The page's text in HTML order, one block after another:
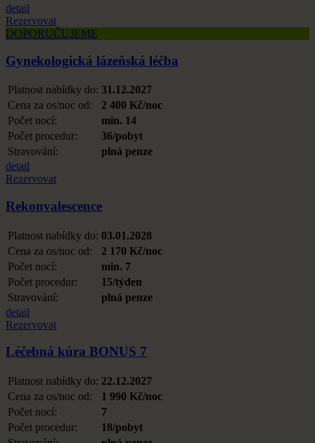
detail
Rezervovat
DOPORUČUJEME
Gynekologická lázeňská léčba
Platnost nabídky do: 31.12.2027
Cena za os/noc od:
2 400 Kč/noc
Počet nocí:
min. 14
Počet procedur:
36/pobyt
Stravování:
plná penze
detail
Rezervovat
Rekonvalescence
Platnost nabídky do: 03.01.2028
Cena za os/noc od:
2 170 Kč/noc
Počet nocí:
min. 7
Počet procedur:
15/týden
Stravování:
plná penze
detail
Rezervovat
Léčebná kúra BONUS 7
Platnost nabídky do: 22.12.2027
Cena za os/noc od:
1 990 Kč/noc
Počet nocí:
7
Počet procedur:
18/pobyt